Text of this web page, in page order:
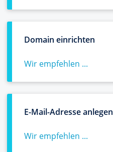
Domain einrichten
Wir empfehlen ...
E-Mail-Adresse anlegen
Wir empfehlen ...